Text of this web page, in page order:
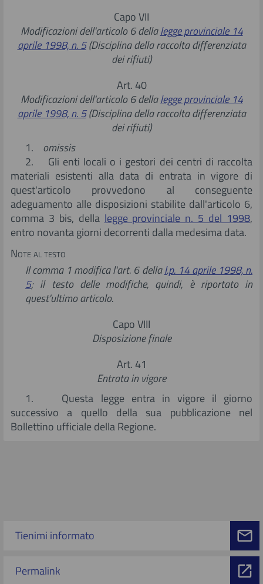
Capo VII
Modificazioni dell'articolo 6 dellalegge provinciale 14
aprile 1998, n. 5(Disciplina della raccolta differenziata
dei rifiuti)
Art. 40
Modificazioni dell'articolo 6 dellalegge provinciale 14
aprile 1998, n. 5(Disciplina della raccolta differenziata
dei rifiuti)
1. omissis
2. Gli enti locali o i gestori dei centri di raccolta
materiali esistenti alla data di entrata in vigore di
quest'articolo provvedono al conseguente
adeguamento alle disposizioni stabilite dall'articolo 6,
comma 3 bis, della legge provinciale n. 5 del 1998,
entro novanta giorni decorrenti dalla medesima data.
Note al testo
Il comma 1 modifica l'art. 6 dellal.p. 14 aprile 1998, n.
5; il testo delle modifiche, quindi, è riportato in
quest'ultimo articolo.
Capo VIII
Disposizione finale
Art. 41
Entrata in vigore
1. Questa legge entra in vigore il giorno
successivo a quello della sua pubblicazione nel
Bollettino ufficiale della Regione.
Tienimi informato
Permalink